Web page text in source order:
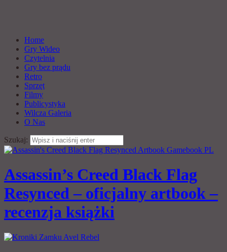
Home
Gry Wideo
Czytelnia
Gry bez prądu
Retro
Sprzęt
Filmy
Publicystyka
Wilcza Galeria
O Nas
Szukaj:
Assassin’s Creed Black Flag
Resynced – oficjalny artbook –
recenzja książki